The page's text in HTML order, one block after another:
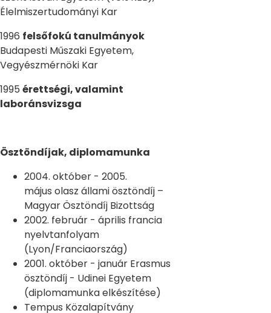
Élelmiszertudományi Kar
1996 felsőfokú tanulmányok
Budapesti Műszaki Egyetem,
Vegyészmérnöki Kar
1995 érettségi, valamint
laboránsvizsga
Ösztöndíjak, diplomamunka
2004. október - 2005.
május olasz állami ösztöndíj –
Magyar Ösztöndíj Bizottság
2002. február - április francia
nyelvtanfolyam
(Lyon/Franciaország)
2001. október - január Erasmus
ösztöndíj - Udinei Egyetem
(diplomamunka elkészítése)
Tempus Közalapítvány